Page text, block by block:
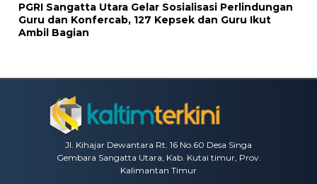
PGRI Sangatta Utara Gelar Sosialisasi Perlindungan
Guru dan Konfercab, 127 Kepsek dan Guru Ikut
Ambil Bagian
Jl. Kihajar Dewantara Rt. 16 No.60 Desa Singa
Gembara Sangatta Utara, Kab. Kutai timur, Prov.
Kalimantan Timur